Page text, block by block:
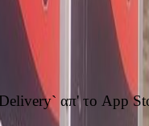
απ' το App